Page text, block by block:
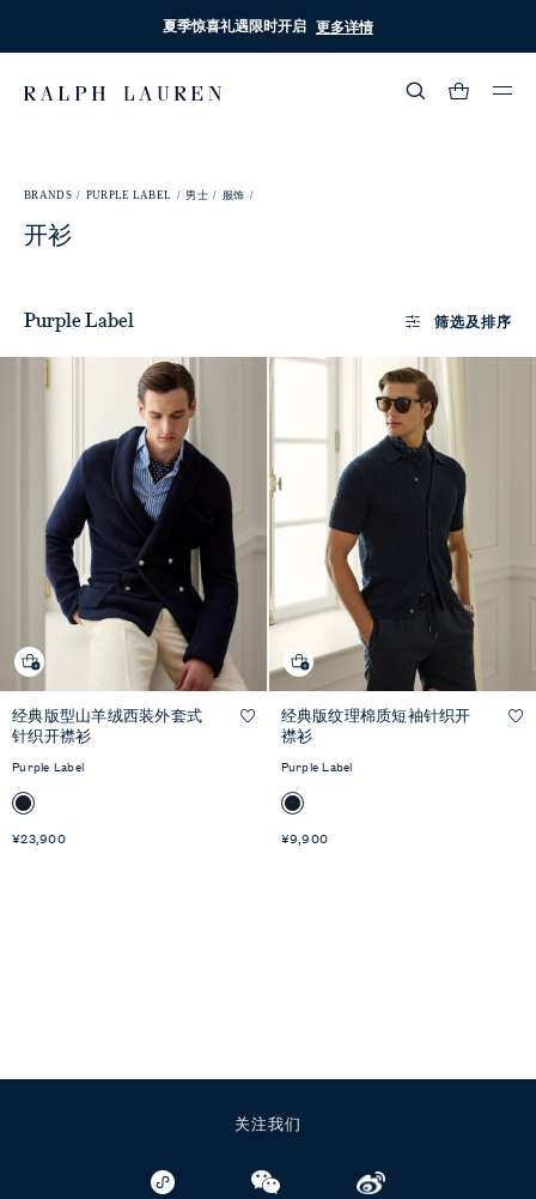
夏季惊喜礼遇限时开启 更多详情
流行分类
BRANDS / PURPLE LABEL / 男士 / 服饰 /
开衫
Purple Label 筛选及排序
快速预览
经典版型山羊绒西装外套式
针织开襟衫
Purple Label
¥23,900
快速预览
经典版纹理棉质短袖针织开
襟衫
Purple Label
¥9,900
关注我们